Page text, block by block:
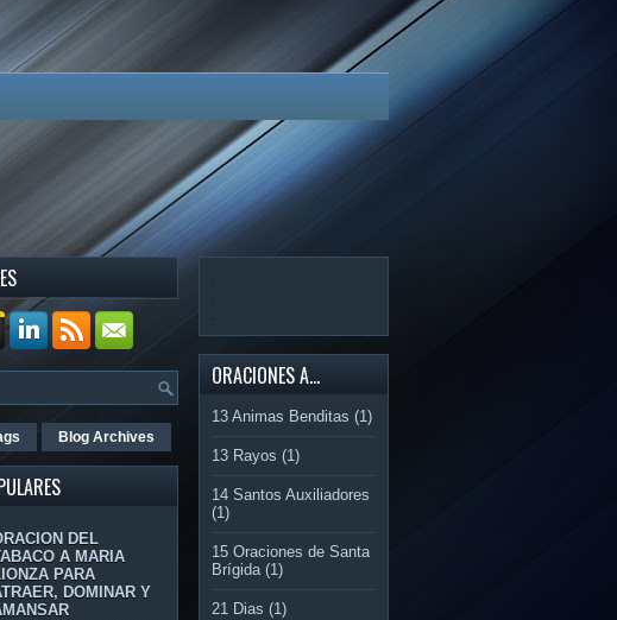
Blog Archives
DEL
A MARIA
PARA
DOMINAR Y
ORACIONES A...
13 Animas Benditas (1)
13 Rayos (1)
14 Santos Auxiliadores
(1)
15 Oraciones de Santa
Brígida (1)
21 Dias (1)